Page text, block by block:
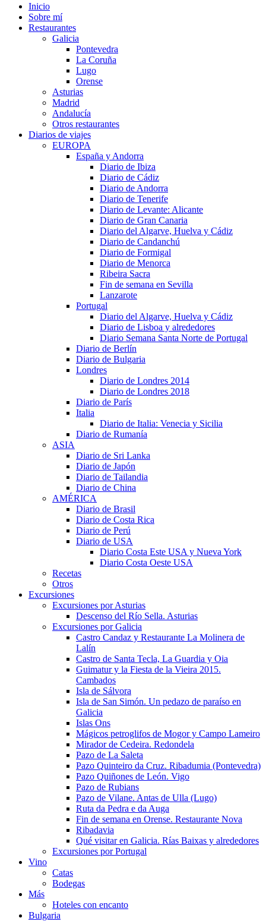
Inicio
Sobre mí
Restaurantes
Galicia
Pontevedra
La Coruña
Lugo
Orense
Asturias
Madrid
Andalucía
Otros restaurantes
Diarios de viajes
EUROPA
España y Andorra
Diario de Ibiza
Diario de Cádiz
Diario de Andorra
Diario de Tenerife
Diario de Levante: Alicante
Diario de Gran Canaria
Diario del Algarve, Huelva y Cádiz
Diario de Candanchú
Diario de Formigal
Diario de Menorca
Ribeira Sacra
Fin de semana en Sevilla
Lanzarote
Portugal
Diario del Algarve, Huelva y Cádiz
Diario de Lisboa y alrededores
Diario Semana Santa Norte de Portugal
Diario de Berlín
Diario de Bulgaria
Londres
Diario de Londres 2014
Diario de Londres 2018
Diario de París
Italia
Diario de Italia: Venecia y Sicilia
Diario de Rumanía
ASIA
Diario de Sri Lanka
Diario de Japón
Diario de Tailandia
Diario de China
AMÉRICA
Diario de Brasil
Diario de Costa Rica
Diario de Perú
Diario de USA
Diario Costa Este USA y Nueva York
Diario Costa Oeste USA
Recetas
Otros
Excursiones
Excursiones por Asturias
Descenso del Río Sella. Asturias
Excursiones por Galicia
Castro Candaz y Restaurante La Molinera de
Lalín
Castro de Santa Tecla, La Guardia y Oia
Guimatur y la Fiesta de la Vieira 2015.
Cambados
Isla de Sálvora
Isla de San Simón. Un pedazo de paraíso en
Galicia
Islas Ons
Mágicos petroglifos de Mogor y Campo Lameiro
Mirador de Cedeira. Redondela
Pazo de La Saleta
Pazo Quinteiro da Cruz. Ribadumia (Pontevedra)
Pazo Quiñones de León. Vigo
Pazo de Rubians
Pazo de Vilane. Antas de Ulla (Lugo)
Ruta da Pedra e da Auga
Fin de semana en Orense. Restaurante Nova
Ribadavia
Qué visitar en Galicia. Rías Baixas y alrededores
Excursiones por Portugal
Vino
Catas
Bodegas
Más
Hoteles con encanto
Bulgaria